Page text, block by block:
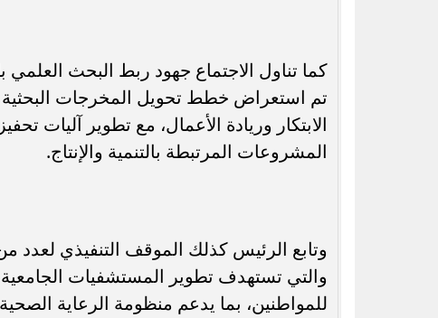
كما تناول الاجتماع جهود ربط البحث العلمي
تم استعراض خطط تحويل المخرجات
الابتكار وريادة الأعمال، مع تطوير آليات
المشروعات المرتبطة بالتنمية والإنتاج.
وتابع الرئيس كذلك الموقف التنفيذي لعدد
والتي تستهدف تطوير المستشفيات
للمواطنين، بما يدعم منظومة الرعاية